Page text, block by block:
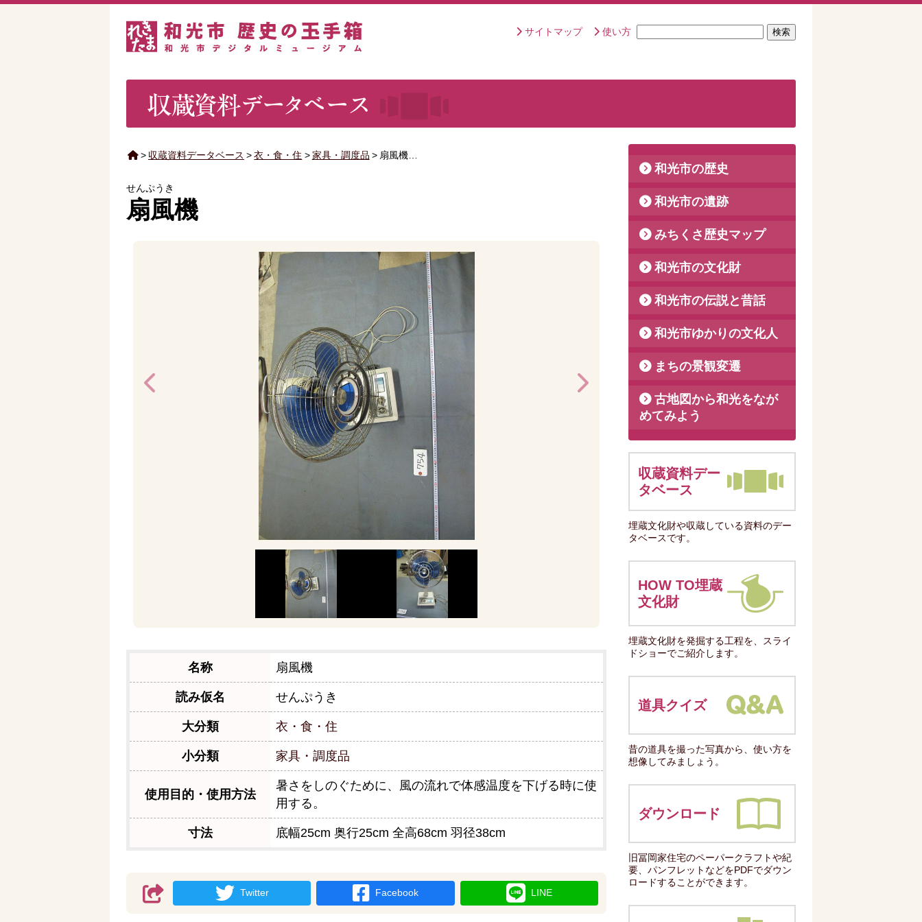
サイトマップ 使い方
> 収蔵資料データベース > 衣・食・住 > 家具・調度品 > 扇風機…
せんぷうき
扇風機
名称 扇風機
読み仮名 せんぷうき
大分類 衣・食・住
小分類 家具・調度品
使用目的・使用方法
暑さをしのぐために、風の流れで体感温度を下げる時に使
用する。
寸法 底幅25cm 奥行25cm 全高68cm 羽径38cm
Twitter Facebook LINE
和光市の歴史
和光市の遺跡
みちくさ歴史マップ
和光市の文化財
和光市の伝説と昔話
和光市ゆかりの文化人
まちの景観変遷
古地図から和光をなが
めてみよう
収蔵資料デー
タベース
埋蔵文化財や収蔵している資料のデー
タベースです。
HOW TO埋蔵
文化財
埋蔵文化財を発掘する工程を、スライ
ドショーでご紹介します。
道具クイズ
昔の道具を撮った写真から、使い方を
想像してみましょう。
ダウンロード
旧冨岡家住宅のペーパークラフトや紀
要、パンフレットなどをPDFでダウン
ロードすることができます。